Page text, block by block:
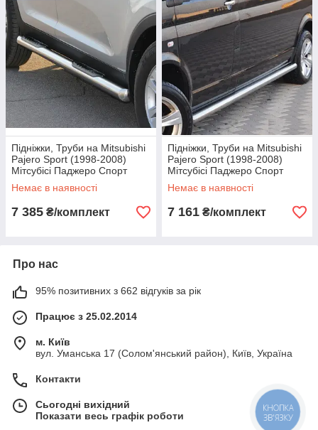
Підніжки, Труби на Mitsubishi
Pajero Sport (1998-2008)
Мітсубісі Паджеро Спорт
Немає в наявності
7 385 ₴/комплект
Підніжки, Труби на Mitsubishi
Pajero Sport (1998-2008)
Мітсубісі Паджеро Спорт
Немає в наявності
7 161 ₴/комплект
Про нас
95% позитивних з 662 відгуків за рік
Працює з 25.02.2014
м. Київ
вул. Уманська 17 (Солом'янський район), Київ, Україна
Контакти
Сьогодні вихідний
Показати весь графік роботи
КНОПКА
ЗВ'ЯЗКУ